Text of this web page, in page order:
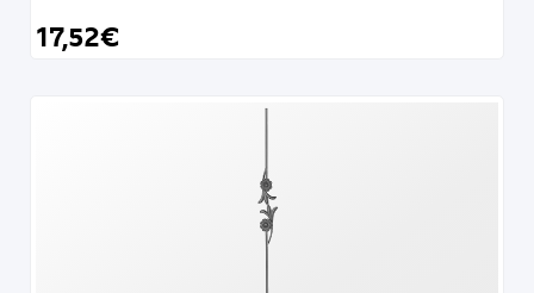
17,52€